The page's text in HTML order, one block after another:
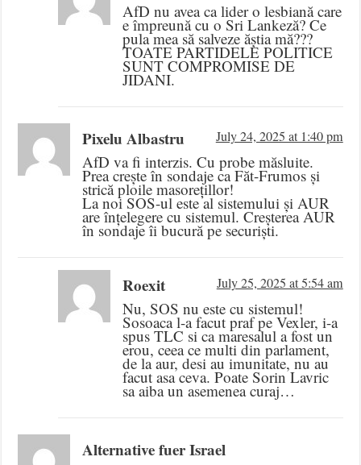
AfD nu avea ca lider o lesbiană care
e împreună cu o Sri Lankeză? Ce
pula mea să salveze ăștia mă???
TOATE PARTIDELE POLITICE
SUNT COMPROMISE DE
JIDANI.
Pixelu Albastru July 24, 2025 at 1:40 pm
AfD va fi interzis. Cu probe măsluite.
Prea crește în sondaje ca Făt-Frumos și
strică ploile masorețillor!
La noi SOS-ul este al sistemului și AUR
are înțelegere cu sistemul. Creșterea AUR
în sondaje îi bucură pe securiști.
Roexit July 25, 2025 at 5:54 am
Nu, SOS nu este cu sistemul!
Sosoaca l-a facut praf pe Vexler, i-a
spus TLC si ca maresalul a fost un
erou, ceea ce multi din parlament,
de la aur, desi au imunitate, nu au
facut asa ceva. Poate Sorin Lavric
sa aiba un asemenea curaj…
Alternative fuer Israel